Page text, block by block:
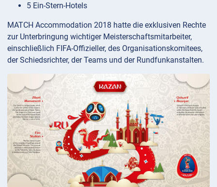
5 Ein-Stern-Hotels
MATCH Accommodation 2018 hatte die exklusiven Rechte
zur Unterbringung wichtiger Meisterschaftsmitarbeiter,
einschließlich FIFA-Offizieller, des Organisationskomitees,
der Schiedsrichter, der Teams und der Rundfunkanstalten.